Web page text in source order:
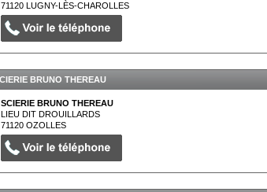
71120LUGNY-LÈS-CHAROLLES
BRUNO THEREAU
SCIERIE BRUNO THEREAU
LIEU DIT DROUILLARDS
71120OZOLLES